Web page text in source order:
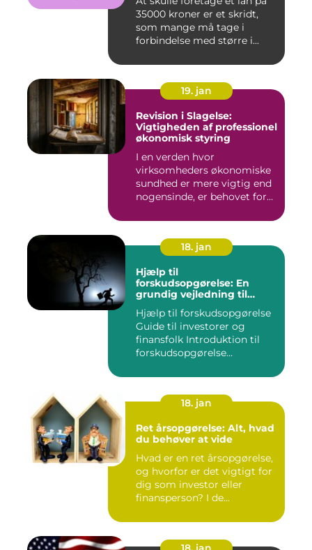
35000 kroner er et skridt,
som mange må tage i
forbindelse med større i...
19. jan
Revision i Slagelse:
Vigtigheden af professionel
økonomisk styring
I en verden hvor
virksomheders økonomiske
sundhed er mere vigtig end
nogensinde, er behovet for
18. jan
Hjælp til
forskudsopgørelse: En
grundig vejledning til
Hjælp til forskudsopgørelse
Guide til investorer og
finansfolk Introduktion til
forskudsopgørelse...
18. jan
Ret årsopgørelse: Alt, hvad
du behøver at vide
Hvad er en ret årsopgørelse,
og hvorfor er det vigtigt for
dig som investor eller
finansperson? I de...